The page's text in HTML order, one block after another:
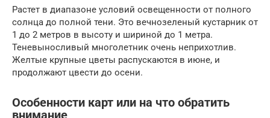
Растет в диапазоне условий освещенности от полного
солнца до полной тени. Это вечнозеленый кустарник от
1 до 2 метров в высоту и шириной до 1 метра.
Теневыносливый многолетник очень неприхотлив.
Желтые крупные цветы распускаются в июне, и
продолжают цвести до осени.
Особенности карт или на что обратить